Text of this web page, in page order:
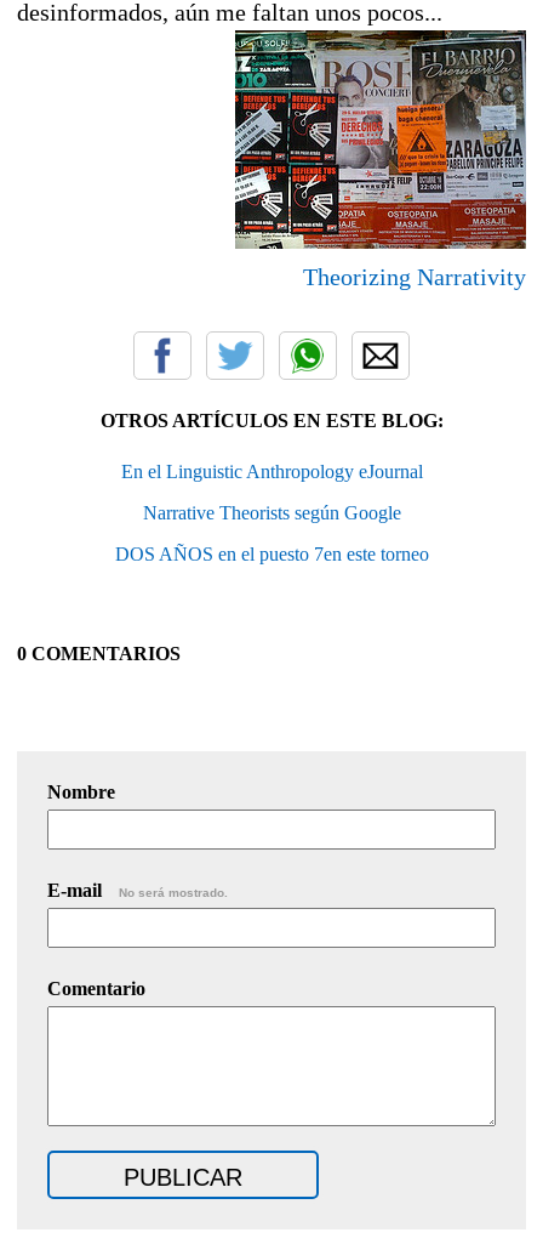
desinformados, aún me faltan unos pocos...
Theorizing Narrativity
OTROS ARTÍCULOS EN ESTE BLOG:
En el Linguistic Anthropology eJournal
Narrative Theorists según Google
DOS AÑOS en el puesto 7en este torneo
0 COMENTARIOS
Nombre
E-mail No será mostrado.
Comentario